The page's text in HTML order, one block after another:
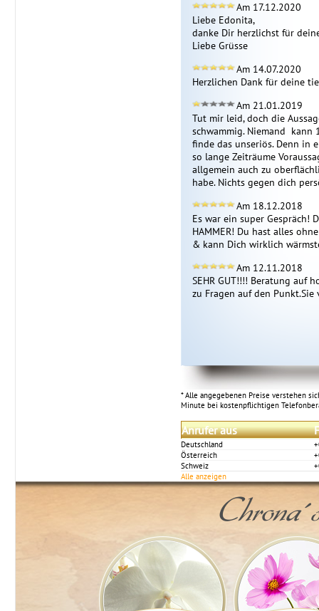
Am 17.12.2020
Liebe Edonita,
danke Dir herzlichst für
Liebe Grüsse
Am 14.07.2020
Herzlichen Dank für deine
Am 21.01.2019
Tut mir leid, doch die
schwammig. Niemand  kann
finde das unseriös. Denn in
so lange Zeiträume
allgemein auch zu
habe. Nichts gegen dich
Am 18.12.2018
Es war ein super Gespräch!
HAMMER! Du hast alles
& kann Dich wirklich
Am 12.11.2018
SEHR GUT!!!! Beratung auf
* Alle angegebenen Preise verstehen
Minute bei kostenpflichtigen
Anrufer aus
Deutschland
Österreich
Schweiz
Alle anzeigen